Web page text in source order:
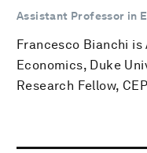
Assistant Professor in
Francesco Bianchi
Economics, Duke
Research Fellow,